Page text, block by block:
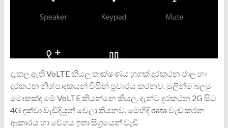
දැකල ඇති VoLTE කියල තාක්ෂණය හුගක් දුරකථන ජාල හා
දුරකථන නිශ්පාදකයන් විසින් ප්‍රචාරය කරනව. මුලින්ම බලමු
ම‌ොකක්ද මේ VoLTE කියන්න‌ෙ කියල. දැන්ට දුරකථන 2G සිට
4G දක්වා වැඩිදියුන් වෙලා තියනව. මෙහිදි data වැඩ කරන
ආකාරය හා වේගය ඉතා සීග්‍රයෙන් වැඩි